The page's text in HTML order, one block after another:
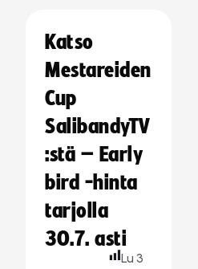
Katso
Mestareiden
Cup
SalibandyTV
:stä – Early
bird -hinta
tarjolla
30.7. asti
Lu 3